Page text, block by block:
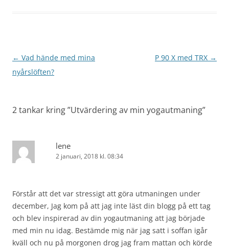
Inläggsnavigering
← Vad hände med mina
nyårslöften?
P 90 X med TRX →
2 tankar kring ”Utvärdering av min yogautmaning”
lene
2 januari, 2018 kl. 08:34
Förstår att det var stressigt att göra utmaningen under
december, Jag kom på att jag inte läst din blogg på ett tag
och blev inspirerad av din yogautmaning att jag började
med min nu idag. Bestämde mig när jag satt i soffan igår
kväll och nu på morgonen drog jag fram mattan och körde